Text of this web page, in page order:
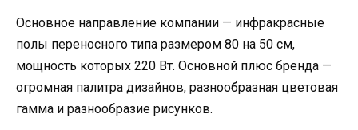
Основное направление компании — инфракрасные
полы переносного типа размером 80 на 50 см,
мощность которых 220 Вт. Основной плюс бренда —
огромная палитра дизайнов, разнообразная цветовая
гамма и разнообразие рисунков.